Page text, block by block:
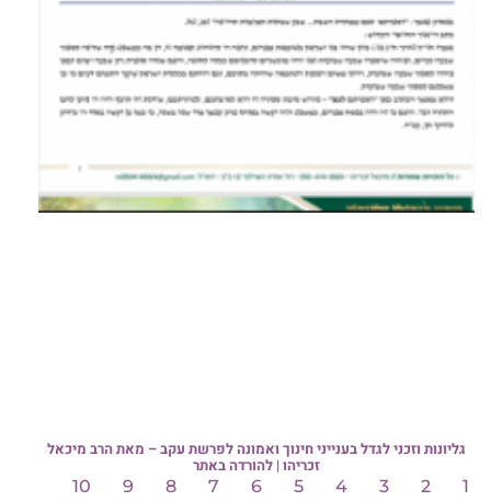
גליונות וזכני לגדל בענייני חינוך ואמונה לפרשת עקב – מאת הרב מיכאל
זכריהו | להורדה באתר
1
2
3
4
5
6
7
8
9
10